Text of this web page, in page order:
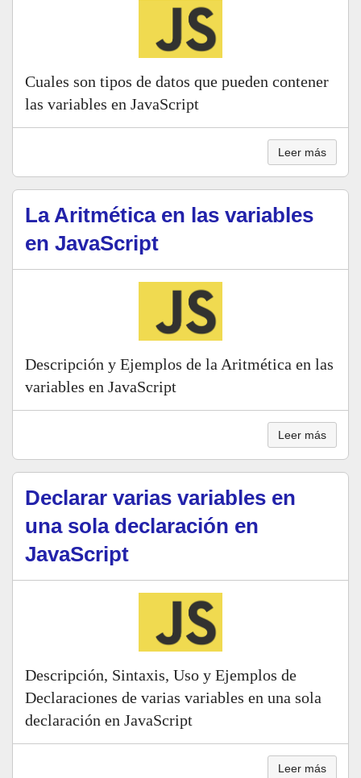
Cuales son tipos de datos que pueden contener
las variables en JavaScript
Leer más
La Aritmética en las variables
en JavaScript
Descripción y Ejemplos de la Aritmética en las
variables en JavaScript
Leer más
Declarar varias variables en
una sola declaración en
JavaScript
Descripción, Sintaxis, Uso y Ejemplos de
Declaraciones de varias variables en una sola
declaración en JavaScript
Leer más